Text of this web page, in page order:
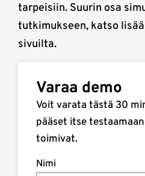
tarpeisiin. Suurin osa
tutkimukseen, katso
sivuilta.
Varaa demo
Voit varata tästä 30
pääset itse
toimivat.
Nimi